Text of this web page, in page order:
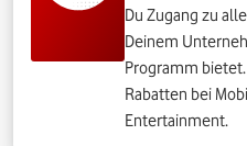
Du Zugang zu
Deinem
Programm
Rabatten bei
Entertainment.